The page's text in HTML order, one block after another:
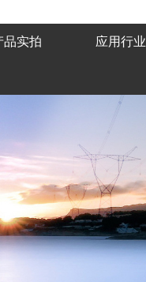
品实拍 应用行业